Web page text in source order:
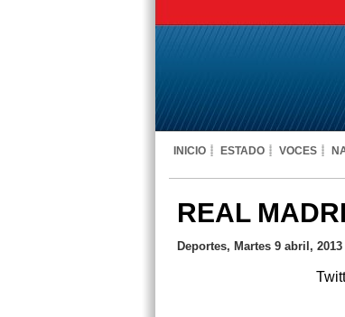
INICIO ESTADO VOCES
REAL
Deportes, Martes 9 abril,